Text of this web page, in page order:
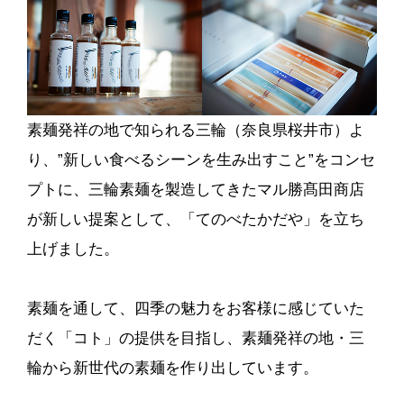
素麺発祥の地で知られる三輪（奈良県桜井市）よ
り、”新しい食べるシーンを生み出すこと”をコンセ
プトに、三輪素麺を製造してきたマル勝髙田商店
が新しい提案として、「てのべたかだや」を立ち
上げました。
素麺を通して、四季の魅力をお客様に感じていた
だく「コト」の提供を目指し、素麺発祥の地・三
輪から新世代の素麺を作り出しています。